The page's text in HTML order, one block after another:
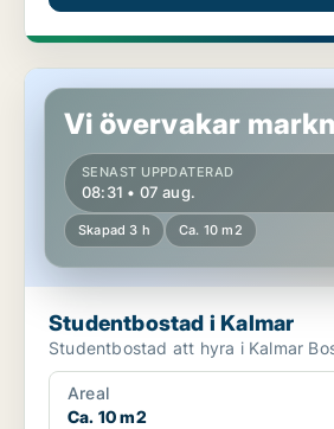
Studentbostad i Kalmar
Vi övervakar
SENAST UPPDATERAD
08:31 • 07 aug.
Skapad 3 h Ca. 10 m2
Studentbostad i Kalmar
Areal
Ca. 10 m2